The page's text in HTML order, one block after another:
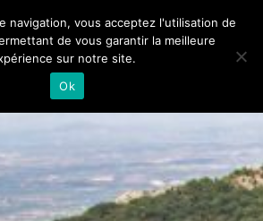
navigation, vous acceptez l'utilisation de
de vous garantir la meilleure
sur notre site.
Ok